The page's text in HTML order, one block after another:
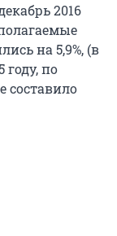
2016
на 5,9%, (в
году, по
составило